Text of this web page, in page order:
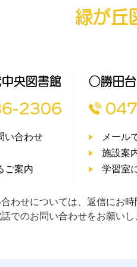
緑が丘
央図書館
2306
い合わせ
ご案内
○勝田台
メール
施設案
学習室
わせについては、返信にお
でのお問い合わせをお願いし